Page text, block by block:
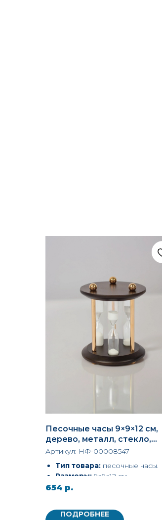
Песочные часы 9×9×12 см,
дерево, металл, стекло,
белый песок — лаконичный
магазина подарков «Синий
Артикул: НФ-00008547
Тип товара: песочные часы.
Размеры: 9×9×12 см —
компактный формат, который
654 р.
ПОДРОБНЕЕ